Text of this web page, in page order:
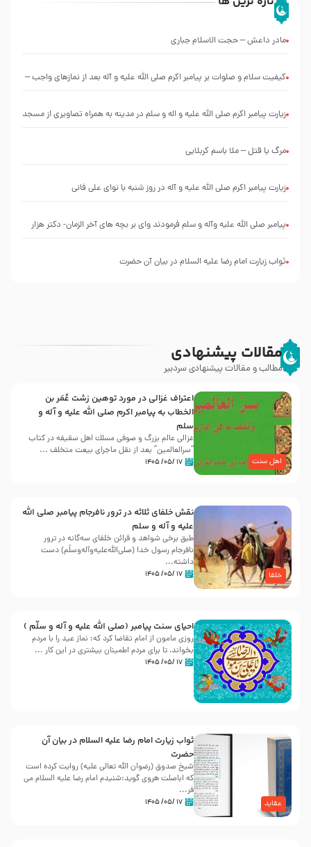
مادر داعش – حجت الاسلام جباری
کیفیت سلام و صلوات بر پیامبر اکرم صلی الله علیه و آله بعد از نمازهای واجب –
زیارت پیامبر اکرم صلی الله علیه و اله و سلم در مدینه به همراه تصاویری از مسجد
مرگ یا قتل – ملا باسم کربلایی
زیارت پیامبر اکرم صلی الله علیه و آله در روز شنبه با نوای علی فانی
پیامبر صلی الله علیه وآله و سلم فرمودند وای بر بچه های آخر الزمان- دکتر هزار
ثواب زیارت امام رضا علیه السلام در بیان آن حضرت
مقالات پیشنهادی
مطالب و مقالات پیشنهادی سردبیر
اهل سنت
اعتراف غزالی در مورد توهین زشت عُمَر بن
الخطاب به پیامبر اکرم صلی الله علیه و آله و
سلم
غزالی عالم بزرگ و صوفی مسلك اهل سقيفه در کتاب
“سرالعالمین” بعد از نقل ماجرای بیعت متخلف ...
۱۷ /۰۵/ ۱۴۰۵
خلفا
نقش خلفای ثلاثه در ترور نافرجام پیامبر صلی الله
علیه و آله و سلم
طبق برخی شواهد و قرائن خلفای سه‌گانه در ترور
نافرجام رسول خدا (صلی‌الله‌علیه‌و‌آله‌وسلّم) دست
داشته‌...
۱۷ /۰۵/ ۱۴۰۵
احیای سنت پیامبر (صلی الله علیه و آله و سلّم )
روزی مامون از امام تقاضا کرد که: نماز عید را با مردم
بخواند، تا برای مردم اطمینان بیشتری در این کار ...
۱۷ /۰۵/ ۱۴۰۵
عقاید
ثواب زیارت امام رضا علیه السلام در بیان آن
حضرت
شیخ صدوق (رضوان الله تعالی علیه) روایت کرده است
که اباصلت هروی گوید:شنیدم امام رضا علیه السلام می
فر...
۱۷ /۰۵/ ۱۴۰۵